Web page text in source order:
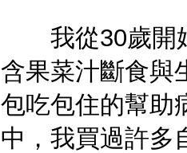
我從30歲開始
含果菜汁斷食與
包吃包住的幫助
中，我買過許多